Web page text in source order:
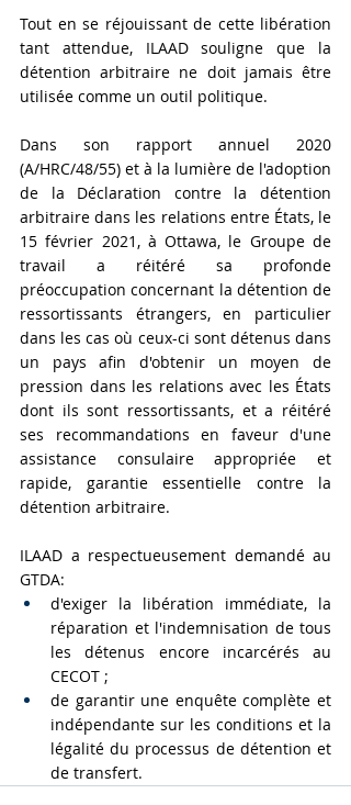
Tout en se réjouissant de cette libération
tant attendue, ILAAD souligne que la
détention arbitraire ne doit jamais être
utilisée comme un outil politique.
Dans son rapport annuel 2020
(A/HRC/48/55) et à la lumière de l'adoption
de la Déclaration contre la détention
arbitraire dans les relations entre États, le
15 février 2021, à Ottawa, le Groupe de
travail a réitéré sa profonde
préoccupation concernant la détention de
ressortissants étrangers, en particulier
dans les cas où ceux-ci sont détenus dans
un pays afin d'obtenir un moyen de
pression dans les relations avec les États
dont ils sont ressortissants, et a réitéré
ses recommandations en faveur d'une
assistance consulaire appropriée et
rapide, garantie essentielle contre la
détention arbitraire.
ILAAD a respectueusement demandé au
GTDA:
d'exiger la libération immédiate, la
réparation et l'indemnisation de tous
les détenus encore incarcérés au
CECOT ;
de garantir une enquête complète et
indépendante sur les conditions et la
légalité du processus de détention et
de transfert.